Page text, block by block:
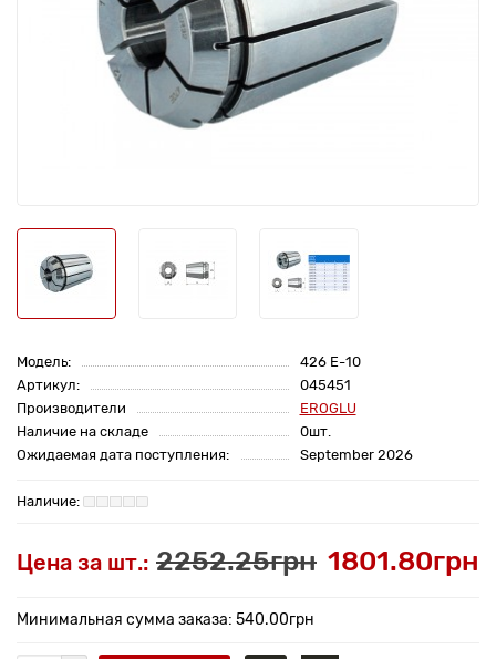
Модель:
426 E-10
Артикул:
045451
Производители
EROGLU
Наличие на складе
0шт.
Ожидаемая дата поступления:
September 2026
Цена за шт.: 2252.25грн 1801.80грн
Минимальная сумма заказа: 540.00грн